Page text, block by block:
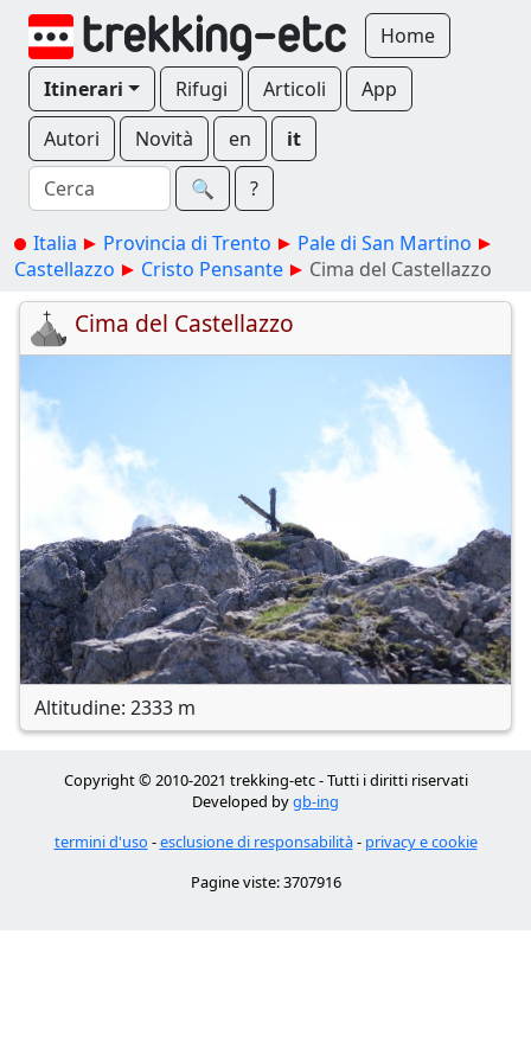
Home
Itinerari Rifugi Articoli
App
Autori
Novità en
it
🔍︎
?
Italia Provincia di Trento
Pale di San Martino
Castellazzo
Cristo Pensante Cima del Castellazzo
Cima del Castellazzo
Altitudine: 2333 m
Copyright © 2010-2021 trekking-etc - Tutti i diritti riservati
Developed bygb-ing
termini d'uso -esclusione di responsabilità- privacy e cookie
Pagine viste: 3707916